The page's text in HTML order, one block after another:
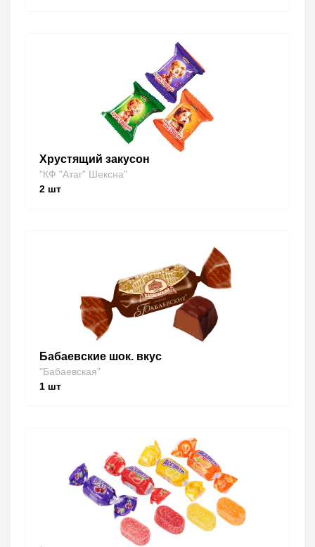
Хрустящий закусон
"КФ "Атаг" Шексна"
2 шт
Бабаевские шок. вкус
"Бабаевская"
1 шт